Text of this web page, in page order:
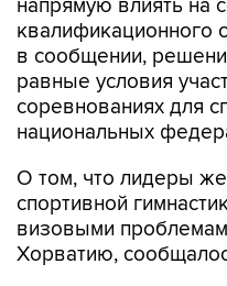
напрямую влиять на
квалификационного
в сообщении,
равные условия
соревнованиях для
национальных
О том, что лидеры
спортивной
визовыми
Хорватию,